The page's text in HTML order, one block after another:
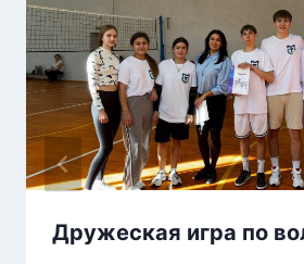
Дружеская игра по